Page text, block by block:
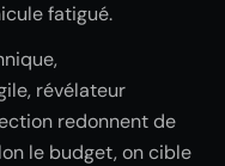
fatigué.
révélateur
redonnent de
le budget, on cible